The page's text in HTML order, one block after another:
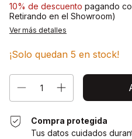
10% de descuento pagando
Retirando en el Showroom)
Ver más detalles
¡Solo quedan 5 en stock!
Compra protegida
Tus datos cuidados